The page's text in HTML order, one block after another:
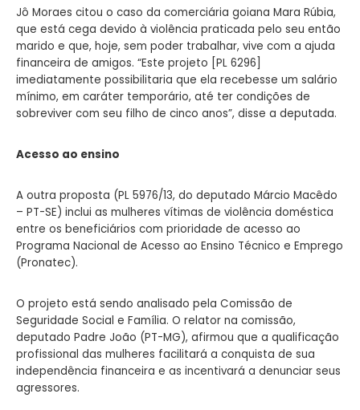
Jô Moraes citou o caso da comerciária goiana Mara Rúbia,
que está cega devido à violência praticada pelo seu então
marido e que, hoje, sem poder trabalhar, vive com a ajuda
financeira de amigos. “Este projeto [PL 6296]
imediatamente possibilitaria que ela recebesse um salário
mínimo, em caráter temporário, até ter condições de
sobreviver com seu filho de cinco anos”, disse a deputada.
Acesso ao ensino
A outra proposta (PL 5976/13, do deputado Márcio Macêdo
– PT-SE) inclui as mulheres vítimas de violência doméstica
entre os beneficiários com prioridade de acesso ao
Programa Nacional de Acesso ao Ensino Técnico e Emprego
(Pronatec).
O projeto está sendo analisado pela Comissão de
Seguridade Social e Família. O relator na comissão,
deputado Padre João (PT-MG), afirmou que a qualificação
profissional das mulheres facilitará a conquista de sua
independência financeira e as incentivará a denunciar seus
agressores.